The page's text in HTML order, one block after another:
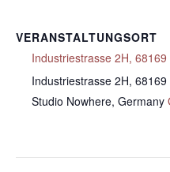
VERANSTALTUNGSORT
Industriestrasse 2H,
Industriestrasse 2H, 68169
Studio Nowhere, Germany